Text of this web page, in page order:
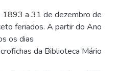
1893 a 31 de dezembro de
feriados. A partir do Ano
os dias
da Biblioteca Mário